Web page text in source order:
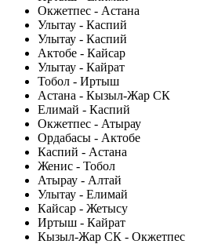
Окжетпес - Астана
Улытау - Каспий
Улытау - Каспий
Актобе - Кайсар
Улытау - Кайрат
Тобол - Иртыш
Астана - Кызыл-Жар СК
Елимай - Каспий
Окжетпес - Атырау
Ордабасы - Актобе
Каспий - Астана
Женис - Тобол
Атырау - Алтай
Улытау - Елимай
Кайсар - Жетысу
Иртыш - Кайрат
Кызыл-Жар СК - Окжетпес